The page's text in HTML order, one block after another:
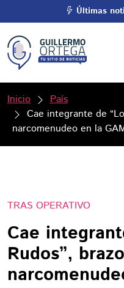
Últimas
Inicio
País
Cae integrante de
narcomenudeo en la
TRAS OPERATIVO
Cae
Rudos”,